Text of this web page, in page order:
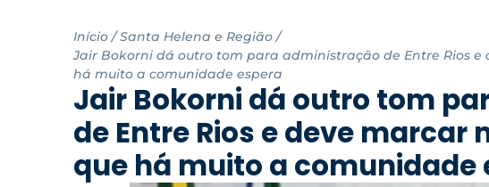
Início / Santa Helena e Região /
Jair Bokorni dá outro tom para administração de Entre Rios
há muito a comunidade espera
Jair Bokorni dá outro tom
de Entre Rios e deve
que há muito a comunidade